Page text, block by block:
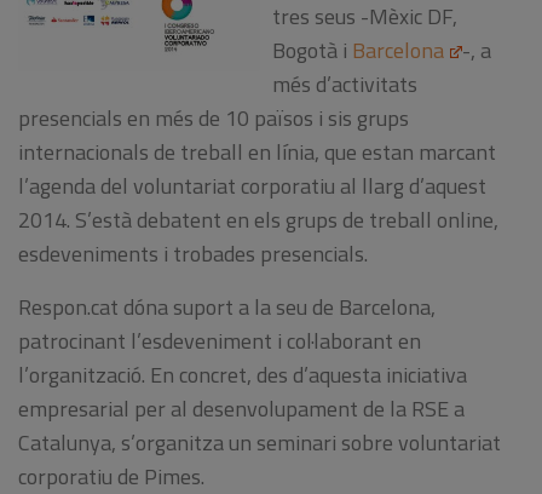
tres seus -Mèxic DF,
Bogotà i Barcelona -, a
més d’activitats
presencials en més de 10 països i sis grups
internacionals de treball en línia, que estan marcant
l’agendadel voluntariat corporatiu al llarg d’aquest
2014. S’estàdebatent en els grups de treball online,
esdeveniments i trobades presencials.
Respon.cat dónasuport a laseu de Barcelona,
patrocinant l’esdeveniment i col·laborant en
l’organització. En concret, des d’aquesta iniciativa
empresarial per al desenvolupament de la RSE a
Catalunya, s’organitzaun seminari sobrevoluntariat
corporatiu de Pimes.